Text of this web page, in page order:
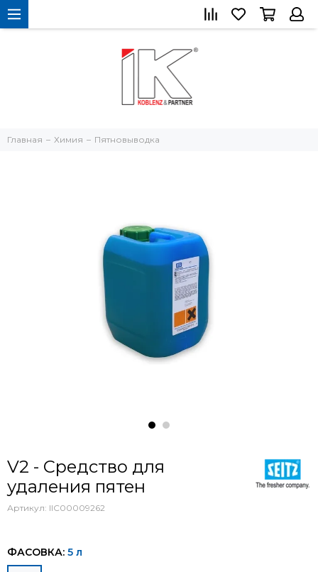
Главная Химия Пятновыводка
V2 - Средство для
удаления пятен
Артикул: IIC00009262
ФАСОВКА: 5 л